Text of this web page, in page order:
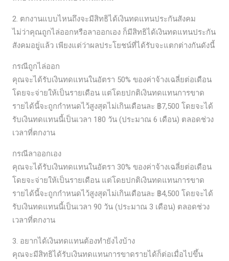
2. ตกงานแบบไหนถึงจะมีสิทธิได้เงินทดแทนประกันสังคม
ไม่ว่าคุณถูกไล่ออกหรือลาออกเอง ก็มีสิทธิได้เงินทดแทนประกัน
สังคมอยู่แล้ว เพียงแต่ว่าผลประโยชน์ที่ได้รับจะแตกต่างกันดังนี้
กรณีถูกไล่ออก
คุณจะได้รับเงินทดแทนในอัตรา 50% ของค่าจ้างเฉลี่ยต่อเดือน
โดยจะจ่ายให้เป็นรายเดือน แต่โดยปกติเงินทดแทนการขาด
รายได้นี้จะถูกกำหนดไว้สูงสุดไม่เกินเดือนละ ฿7,500 โดยจะได้
รับเงินทดแทนนี้เป็นเวลา 180 วัน (ประมาณ 6 เดือน) ตลอดช่วง
เวลาที่ตกงาน
กรณีลาออกเอง
คุณจะได้รับเงินทดแทนในอัตรา 30% ของค่าจ้างเฉลี่ยต่อเดือน
โดยจะจ่ายให้เป็นรายเดือน แต่โดยปกติเงินทดแทนการขาด
รายได้นี้จะถูกกำหนดไว้สูงสุดไม่เกินเดือนละ ฿4,500 โดยจะได้
รับเงินทดแทนนี้เป็นเวลา 90 วัน (ประมาณ 3 เดือน) ตลอดช่วง
เวลาที่ตกงาน
3. อยากได้เงินทดแทนต้องทำยังไงบ้าง
คุณจะมีสิทธิได้รับเงินทดแทนการขาดรายได้ก็ต่อเมื่อไปขึ้น